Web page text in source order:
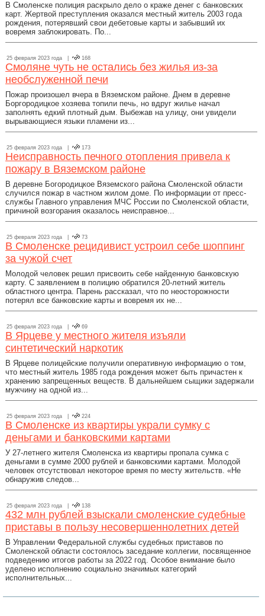
В Смоленске полиция раскрыло дело о краже денег с банковских
карт. Жертвой преступления оказался местный житель 2003 года
рождения, потерявший свои дебетовые карты и забывший их
вовремя заблокировать. По...
25 февраля 2023 года | 168
Смоляне чуть не остались без жилья из-за
необслуженной печи
Пожар произошел вчера в Вяземском районе. Днем в деревне
Боргородицкое хозяева топили печь, но вдруг жилье начал
заполнять едкий плотный дым. Выбежав на улицу, они увидели
вырывающиеся языки пламени из...
25 февраля 2023 года | 173
Неисправность печного отопления привела к
пожару в Вяземском районе
В деревне Богородицкое Вяземского района Смоленской области
случился пожар в частном жилом доме. По информации от пресс-
службы Главного управления МЧС России по Смоленской области,
причиной возгорания оказалось неисправное...
25 февраля 2023 года | 73
В Смоленске рецидивист устроил себе шоппинг
за чужой счет
Молодой человек решил присвоить себе найденную банковскую
карту. С заявлением в полицию обратился 20-летний житель
областного центра. Парень рассказал, что по неосторожности
потерял все банковские карты и вовремя их не...
25 февраля 2023 года | 69
В Ярцеве у местного жителя изъяли
синтетический наркотик
В Ярцеве полицейские получили оперативную информацию о том,
что местный житель 1985 года рождения может быть причастен к
хранению запрещенных веществ. В дальнейшем сыщики задержали
мужчину на одной из...
25 февраля 2023 года | 224
В Смоленске из квартиры украли сумку с
деньгами и банковскими картами
У 27-летнего жителя Смоленска из квартиры пропала сумка с
деньгами в сумме 2000 рублей и банковскими картами. Молодой
человек отсутствовал некоторое время по месту жительств. «Не
обнаружив следов...
25 февраля 2023 года | 138
432 млн рублей взыскали смоленские судебные
приставы в пользу несовершеннолетних детей
В Управлении Федеральной службы судебных приставов по
Смоленской области состоялось заседание коллегии, посвященное
подведению итогов работы за 2022 год. Особое внимание было
уделено исполнению социально значимых категорий
исполнительных...